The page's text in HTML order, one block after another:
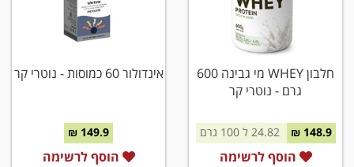
חלבון WHEY מי גבינה 600
גרם - נוטרי קר
148.9 ₪ 24.82 ל 100 גרם
הוסף לרשימה
אינדולור 60 כמוסות - נוטרי קר
149.9 ₪
הוסף לרשימה